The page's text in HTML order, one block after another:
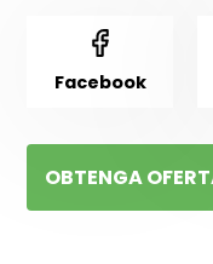
Facebook
OBTENGA